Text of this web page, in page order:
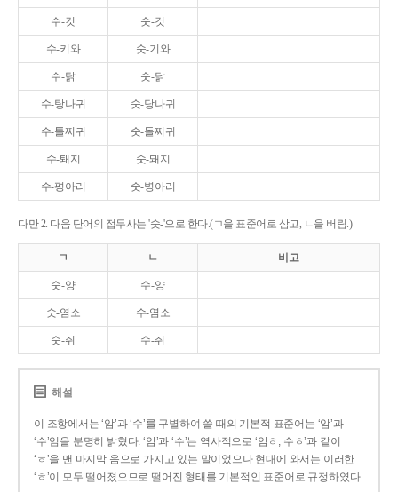
수-컷 숫-것
수-키와 숫-기와
수-탉 숫-닭
수-탕나귀 숫-당나귀
수-톨쩌귀 숫-돌쩌귀
수-퇘지 숫-돼지
수-평아리 숫-병아리
다만 2. 다음 단어의 접두사는 '숫-'으로 한다.(ㄱ을 표준어로 삼고, ㄴ을 버림.)
ㄱ ㄴ 비고
숫-양 수-양
숫-염소 수-염소
숫-쥐 수-쥐
해설
이 조항에서는 ‘암’과 ‘수’를 구별하여 쓸 때의 기본적 표준어는 ‘암’과
‘수’임을 분명히 밝혔다. ‘암’과 ‘수’는 역사적으로 ‘암ㅎ, 수ㅎ’과 같이
‘ㅎ’을 맨 마지막 음으로 가지고 있는 말이었으나 현대에 와서는 이러한
‘ㅎ’이 모두 떨어졌으므로 떨어진 형태를 기본적인 표준어로 규정하였다.